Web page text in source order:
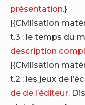
présentation.}
|{Civilisation
t.3 : le temps du
description
|{Civilisation
t.2 : les jeux de
de de l’éditeur.